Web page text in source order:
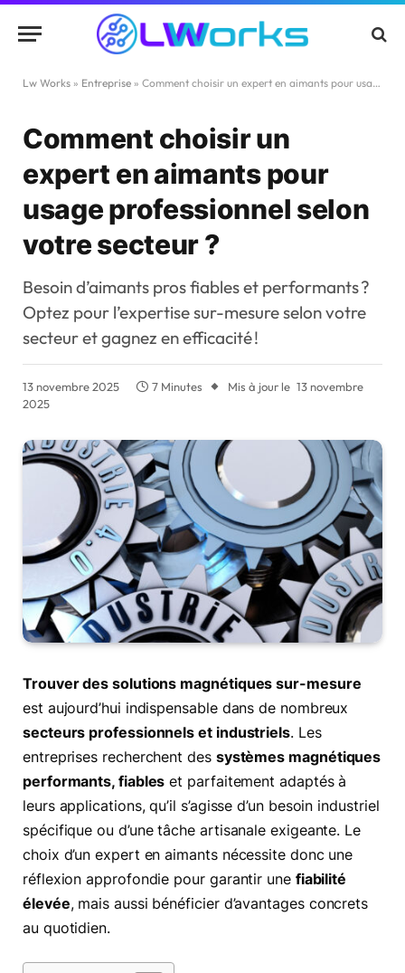
Lw Works » Entreprise » Comment choisir un expert en aimants pour usage professionnel selon votre secteur ?
Comment choisir un
expert en aimants pour
usage professionnel selon
votre secteur ?
Besoin d’aimants pros fiables et performants ?
Optez pour l’expertise sur-mesure selon votre
secteur et gagnez en efficacité !
13 novembre 2025 7 Minutes Mis à jour le 13 novembre
2025
Trouver des solutions magnétiques sur-mesure
est aujourd’hui indispensable dans de nombreux
secteurs professionnels et industriels. Les
entreprises recherchent des systèmes magnétiques
performants, fiables et parfaitement adaptés à
leurs applications, qu’il s’agisse d’un besoin industriel
spécifique ou d’une tâche artisanale exigeante. Le
choix d’un expert en aimants nécessite donc une
réflexion approfondie pour garantir une fiabilité
élevée, mais aussi bénéficier d’avantages concrets
au quotidien.